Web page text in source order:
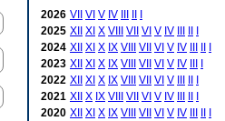
2026 VII VI V IV
2025 XII XI X VIII VII VI V IV
2024 XII XI X IX VIII VII VI V IV
2023 XII XI X IX VIII VII VI V IV
2022 XII XI X IX VIII VII VI V
2021 XII X IX VIII VII VI V IV
2020 XII XI X IX VIII VII VI V IV